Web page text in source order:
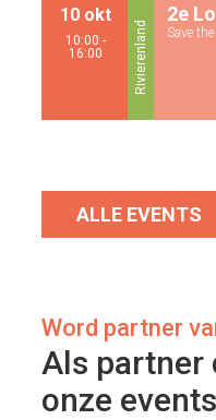
10 okt
10:00 -
16:00
Rivierenland
2e
Save
ALLE EVENTS
Word partner
Als partner
onze